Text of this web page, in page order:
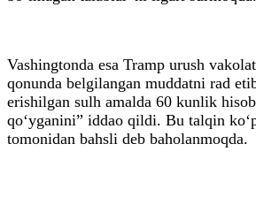
Vashingtonda esa Tramp urush
qonunda belgilangan muddatni rad
erishilgan sulh amalda 60 kunlik
qo‘yganini” iddao qildi. Bu talqin
tomonidan bahsli deb baholanmoqda.